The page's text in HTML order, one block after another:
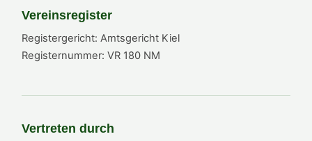
Vereinsregister
Registergericht: Amtsgericht Kiel
Registernummer: VR 180 NM
Vertreten durch